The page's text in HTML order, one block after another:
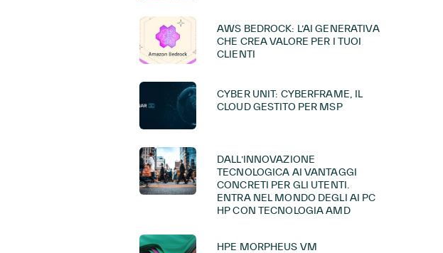
AWS BEDROCK: L’AI GENERATIVA
CHE CREA VALORE PER I TUOI
CLIENTI
CYBER UNIT: CYBERFRAME, IL
CLOUD GESTITO PER MSP
DALL’INNOVAZIONE
TECNOLOGICA AI VANTAGGI
CONCRETI PER GLI UTENTI.
ENTRA NEL MONDO DEGLI AI PC
HP CON TECNOLOGIA AMD
HPE MORPHEUS VM